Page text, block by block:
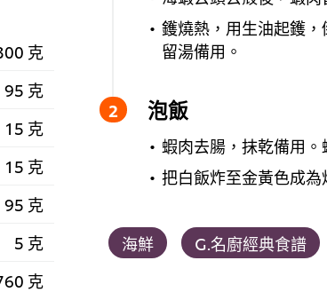
克
95 克
15 克
15 克
95 克
5 克
克
鑊燒熱，用生油起鑊
留湯備用。
泡飯
蝦肉去腸，抹乾備用
把白飯炸至金黃色成為
海鮮 G.名廚經典食譜